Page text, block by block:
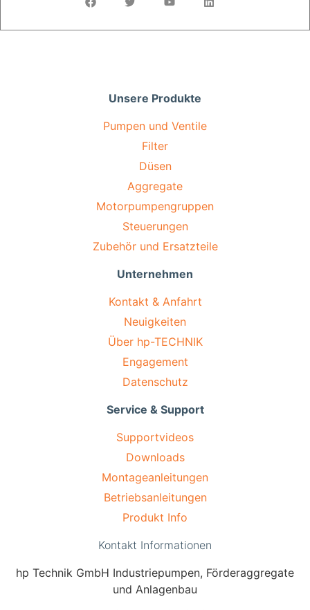
Unsere Produkte
Pumpen und Ventile
Filter
Düsen
Aggregate
Motorpumpengruppen
Steuerungen
Zubehör und Ersatzteile
Unternehmen
Kontakt & Anfahrt
Neuigkeiten
Über hp-TECHNIK
Engagement
Datenschutz
Service & Support
Supportvideos
Downloads
Montageanleitungen
Betriebsanleitungen
Produkt Info
Kontakt Informationen
hp Technik GmbH Industriepumpen, Förderaggregate
und Anlagenbau